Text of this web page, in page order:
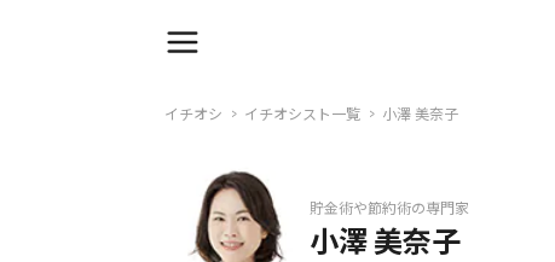
イチオシ イチオシスト一覧 小澤 美奈子
貯金術や節約術の専門家
小澤 美奈子